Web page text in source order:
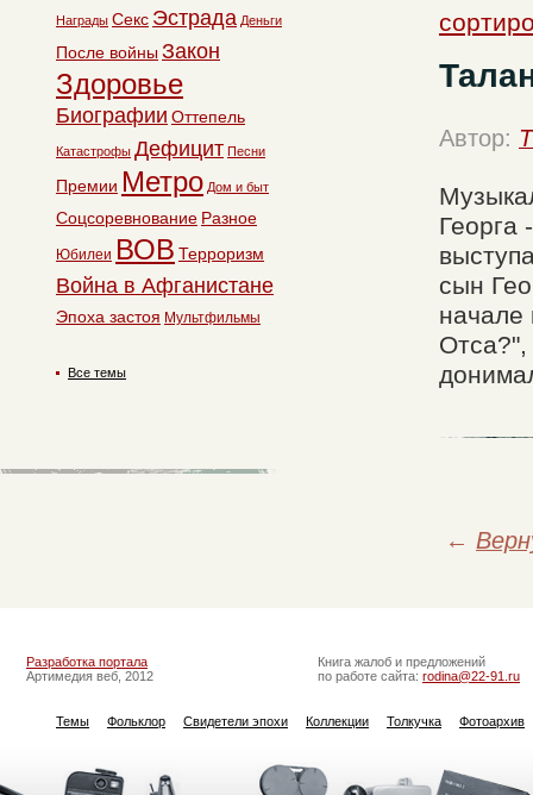
Автор:
Георга
сын
начале
Отса?",
←
Награды Секс Эстрада Деньги
После войны Закон
Здоровье
Биографии Оттепель
Катастрофы Дефицит Песни
Премии Метро Дом и быт
Соцсоревнование Разное
Юбилеи ВОВ Терроризм
Война в Афганистане
Эпоха застоя Мультфильмы
Все темы
Разработка портала
Артимедия веб, 2012
Книга жалоб и предложений
по работе сайта: rodina@22-91.ru
Темы Фольклор Свидетели эпохи Коллекции Толкучка Фотоархив